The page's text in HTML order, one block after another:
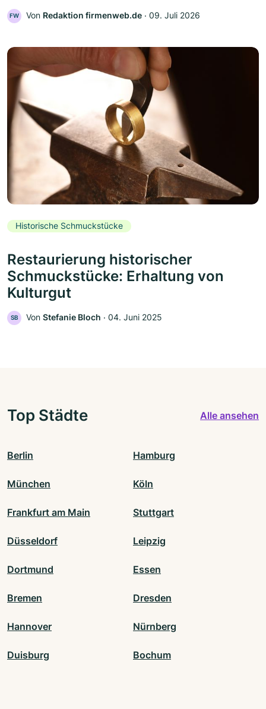
FW Von Redaktion firmenweb.de ‧ 09. Juli 2026
Historische Schmuckstücke
Restaurierung historischer
Schmuckstücke: Erhaltung von
Kulturgut
SB Von Stefanie Bloch ‧ 04. Juni 2025
Top Städte Alle ansehen
Berlin Hamburg
München Köln
Frankfurt am Main Stuttgart
Düsseldorf Leipzig
Dortmund Essen
Bremen Dresden
Hannover Nürnberg
Duisburg Bochum